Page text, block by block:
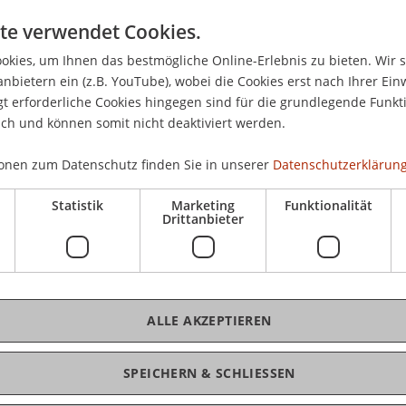
des letzten Jahrhunderts entwickelte
als effektives Instrument partizipativer
erwiesen. Ihre besondere Stärke liegt in der
der Mobilisierung von Energie und
für erfolgreiche
die Überwindung linearen Sachzwangsdenkens
allen erwünschten Zukunft. Diese
des "pictorial knowledge" - d.h. der
bestimmt. Ziel der Zukunftswerkstatt ist
andererseits mit den entstehenden
die weitere Entwicklung der
zu erhalten und diejenigen
von allen Beteiligten als besonders
für
verwendet Cookies.
um Ihnen das bestmögliche Online-Erlebnis zu bieten. Wir
ein (z.B. YouTube), wobei die Cookies erst nach Ihrer
erforderliche Cookies hingegen sind für die grundlegende
und können somit nicht deaktiviert werden.
zum Datenschutz finden Sie in unserer
Statistik Marketing
Drittanbieter
Funktionalität
SPEICHERN & SCHLIESSEN
ALLE AKZEPTIEREN